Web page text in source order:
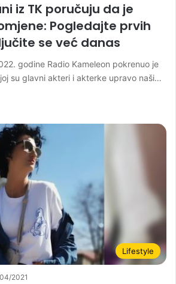
iz TK poručuju da je
Pogledajte prvih
se već danas
godine Radio Kameleon pokrenuo je
su glavni akteri i akterke upravo naši…
Lifestyle
2021